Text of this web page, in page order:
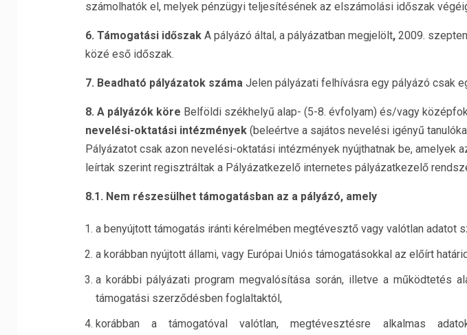
számolhatók el, melyek pénzügyi teljesítésének az elszámolási időszak
6. Támogatási időszakA pályázó által, a pályázatban megjelölt,2009.
közé eső időszak.
7. Beadható pályázatok számaJelen pályázati felhívásra egy pályázó csak
8. A pályázók köre Belföldi székhelyű alap- (5-8. évfolyam) és/vagy
nevelési-oktatási intézmények(beleértve a sajátos nevelési igényű
Pályázatot csak azon nevelési-oktatási intézmények nyújthatnak be, amelyek
leírtak szerint regisztráltak a Pályázatkezelő internetes pályázatkezelő
8.1. Nem részesülhet támogatásban az a pályázó, amely
a benyújtott támogatás iránti kérelmében megtévesztő vagy valótlan adatot
a korábban nyújtott állami, vagy Európai Uniós támogatásokkal az előírt
a korábbi pályázati program megvalósítása során, illetve a működtetés
támogatási szerződésben foglaltaktól,
korábban a támogatóval valótlan, megtévesztésre alkalmas